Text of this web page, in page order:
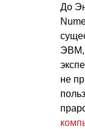
До
ЭВМ,
не